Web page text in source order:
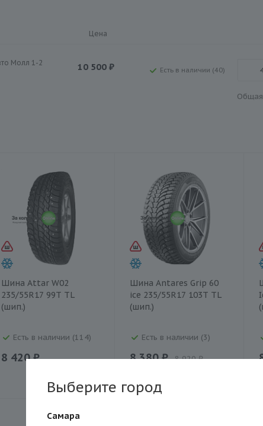
Цена
Молл 1-2
10 500₽ Есть в наличии (40)
Общая
Шина Attar W02
235/55R17 99T TL
(шип.)
Есть в наличии (114)
8 420 ₽
Шина Antares Grip 60
ice 235/55R17 103T TL
(шип.)
Есть в наличии (3)
8 380 ₽ 8 920 ₽
Выберите город
Самара